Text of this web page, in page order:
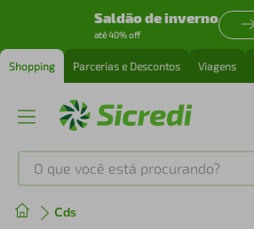
Saldão de inverno
até 40% off
Shopping Parcerias e Descontos Viagens
O que você está procurando?
Cds
Produtos mais buscados